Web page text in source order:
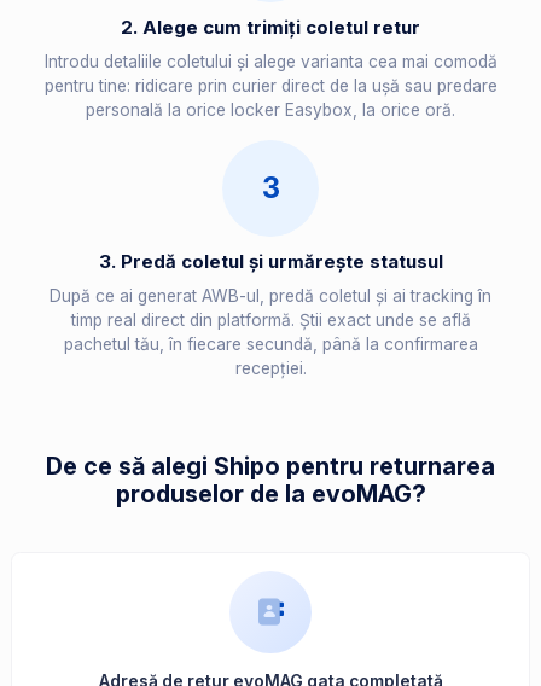
2. Alege cum trimiți coletul retur
Introdu detaliile coletului și alege varianta cea mai comodă
pentru tine: ridicare prin curier direct de la ușă sau predare
personală la orice locker Easybox, la orice oră.
3
3. Predă coletul și urmărește statusul
După ce ai generat AWB-ul, predă coletul și ai tracking în
timp real direct din platformă. Știi exact unde se află
pachetul tău, în fiecare secundă, până la confirmarea
recepției.
De ce să alegi Shipo pentru returnarea
produselor de la evoMAG?
Adresă de retur evoMAG gata completată